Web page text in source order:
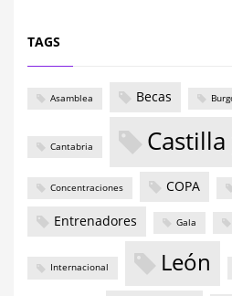
TAGS
Asamblea Becas
Cantabria
Concentraciones COPA
Entrenadores Gala
Internacional León